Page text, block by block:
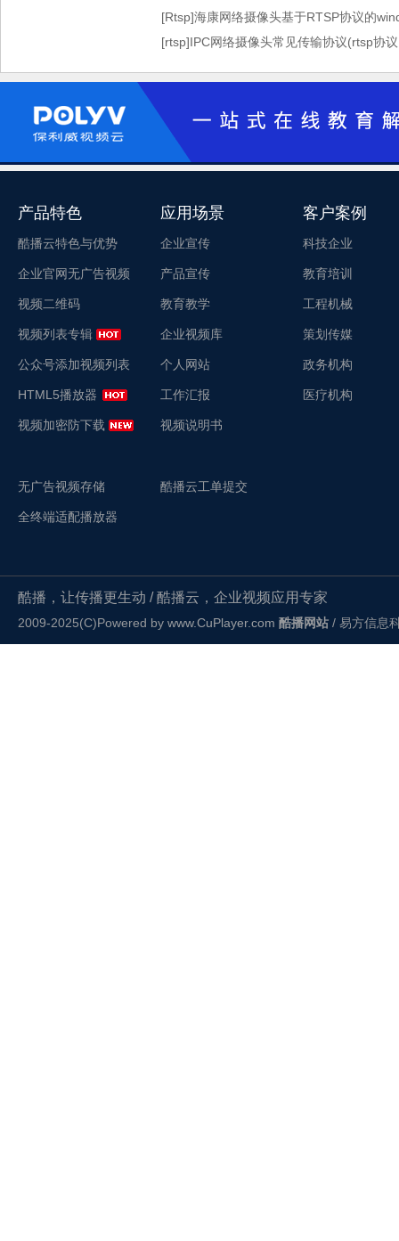
文
[Rtsp]海康网络摄像头基于RTSP协议的
[rtsp]IPC网络摄像头常见传输协议(rtsp协
产品特色
酷播云特色与优势
企业官网无广告视频
视频二维码
视频列表专辑
公众号添加视频列表
HTML5播放器
视频加密防下载
无广告视频存储
全终端适配播放器
应用场景
企业宣传
产品宣传
教育教学
企业视频库
个人网站
工作汇报
视频说明书
酷播云工单提交
客户案例
科技企业
教育培训
工程机械
策划传媒
政务机构
医疗机构
酷播，让传播更生动 / 酷播云，企业视频应用专家
2009-2025(C)Powered by www.CuPlayer.com 酷播网站 / 易方信息